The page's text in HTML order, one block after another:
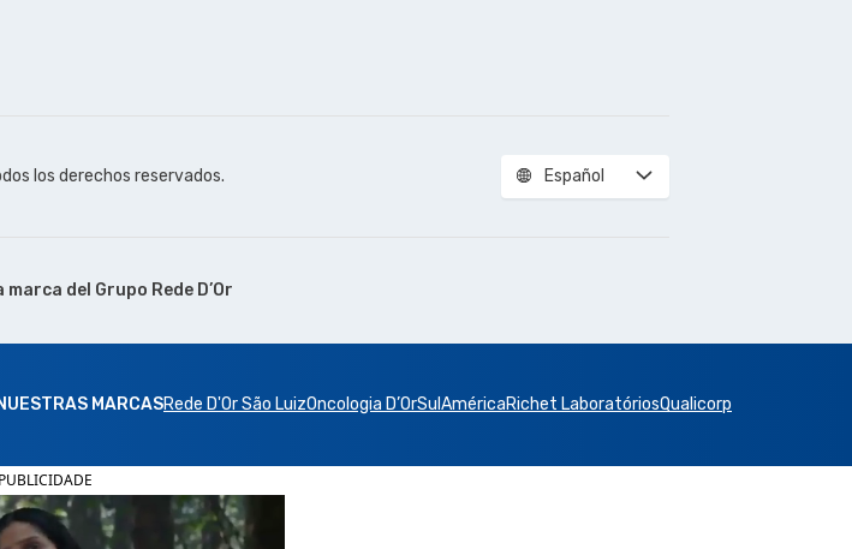
los derechos reservados. Español
marca del Grupo Rede D’Or
MARCASRede D'Or São LuizOncologia D’OrSulAméricaRichet LaboratóriosQualicorp
PUBLICIDADE